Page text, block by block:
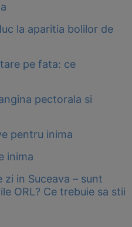
la aparitia bolilor de
pe fata: ce
pectorala si
pentru inima
inima
in Suceava – sunt
ORL? Ce trebuie sa stii